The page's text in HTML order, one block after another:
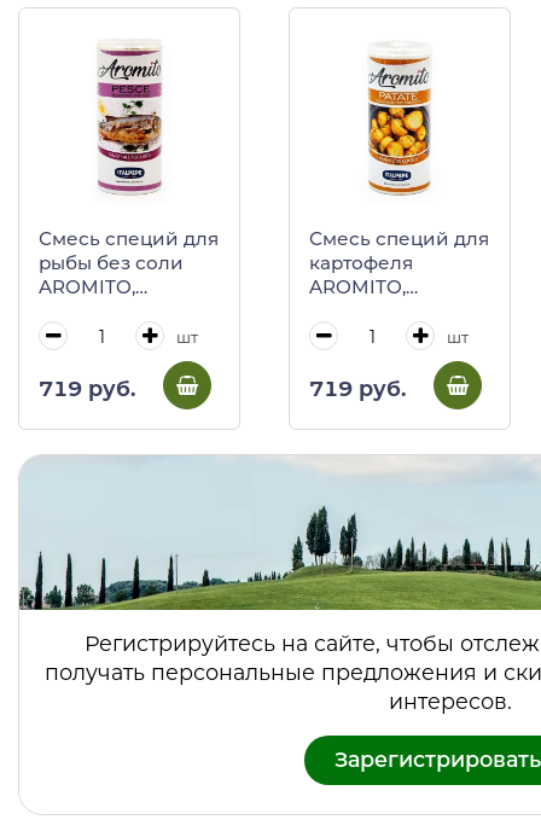
Смесь специй для
рыбы без соли
AROMITO,
б)
шт
719 руб.
Смесь специй для
картофеля
AROMITO,
(пл/б)
шт
719 руб.
Регистрируйтесь на сайте, чтобы
получать персональные предложения и
интересов.